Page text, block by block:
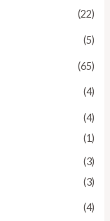
(22)
(5)
(65)
(4)
(4)
(1)
(3)
(3)
(4)